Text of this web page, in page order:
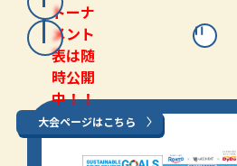
トーナ
メント
表は随
時公開
中！！
大会ページはこちら